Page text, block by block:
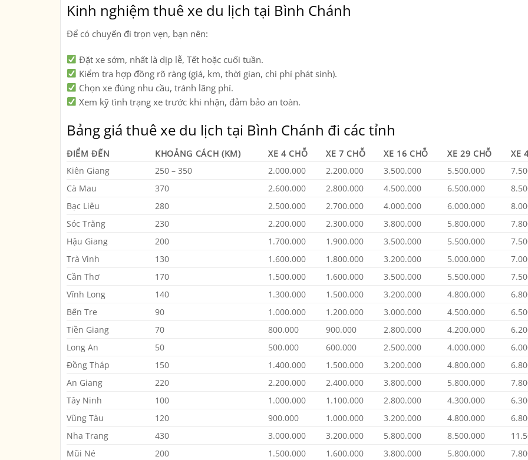
Kinh nghiệm thuê xe du lịch tại Bình Chánh
Để có chuyến đi trọn vẹn, bạn nên:
Đặt xe sớm, nhất là dịp lễ, Tết hoặc cuối tuần.
Kiểm tra hợp đồng rõ ràng (giá, km, thời gian, chi phí phát sinh).
Chọn xe đúng nhu cầu, tránh lãng phí.
Xem kỹ tình trạng xe trước khi nhận, đảm bảo an toàn.
Bảng giá thuê xe du lịch tại Bình Chánh đi các tỉnh
ĐIỂM ĐẾN KHOẢNG CÁCH (KM) XE 4 CHỖ XE 7 CHỖ XE 16 CHỖ XE 29 CHỖ
XE
Kiên Giang
250 – 350 2.000.000 2.200.000 3.500.000 5.500.000
Cà Mau
370 2.600.000 2.800.000 4.500.000 6.500.000
Bạc Liêu
280 2.500.000 2.700.000 4.000.000 6.000.000
Sóc Trăng
230 2.200.000 2.300.000 3.800.000 5.800.000
Hậu Giang
200 1.700.000 1.900.000 3.500.000 5.500.000
Trà Vinh
130 1.600.000 1.800.000 3.200.000 5.000.000
Cần Thơ
170 1.500.000 1.600.000 3.500.000 5.500.000
Vĩnh Long
140 1.300.000 1.500.000 3.200.000 4.800.000
Bến Tre
90 1.000.000 1.200.000 3.000.000 4.500.000
Tiền Giang
70 800.000 900.000 2.800.000 4.200.000
Long An
50 500.000 600.000 2.500.000 4.000.000
Đồng Tháp
150 1.400.000 1.500.000 3.200.000 4.800.000
An Giang
220 2.200.000 2.400.000 3.800.000 5.800.000
Tây Ninh
100 1.000.000 1.100.000 2.800.000 4.300.000
Vũng Tàu
120 900.000 1.000.000 3.200.000 4.800.000
Nha Trang
430 3.000.000 3.200.000 5.800.000 8.500.000
Mũi Né
200 1.500.000 1.600.000 3.800.000 5.800.000